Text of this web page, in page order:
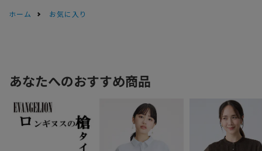
ホーム お気に入り